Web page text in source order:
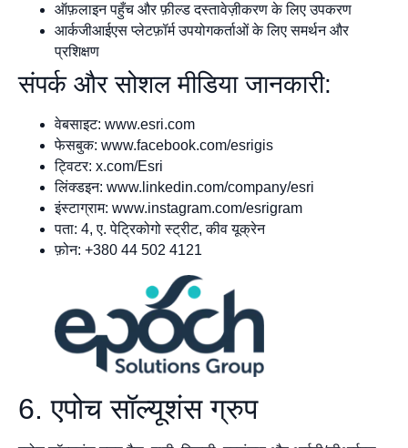
ऑफ़लाइन पहुँच और फ़ील्ड दस्तावेज़ीकरण के लिए उपकरण
आर्कजीआईएस प्लेटफ़ॉर्म उपयोगकर्ताओं के लिए समर्थन और
प्रशिक्षण
संपर्क और सोशल मीडिया जानकारी:
वेबसाइट: www.esri.com
फेसबुक: www.facebook.com/esrigis
ट्विटर: x.com/Esri
लिंक्डइन: www.linkedin.com/company/esri
इंस्टाग्राम: www.instagram.com/esrigram
पता: 4, ए. पेट्रिकोगो स्ट्रीट, कीव यूक्रेन
फ़ोन: +380 44 502 4121
6. एपोच सॉल्यूशंस ग्रुप